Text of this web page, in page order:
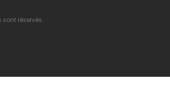
sont réservés.